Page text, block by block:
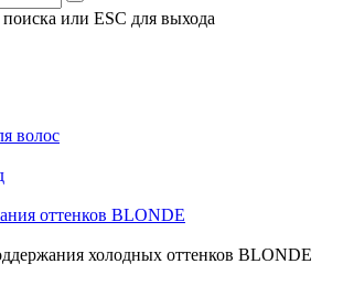
или ESC для выхода
волос
оттенков BLONDE
холодных оттенков BLONDE